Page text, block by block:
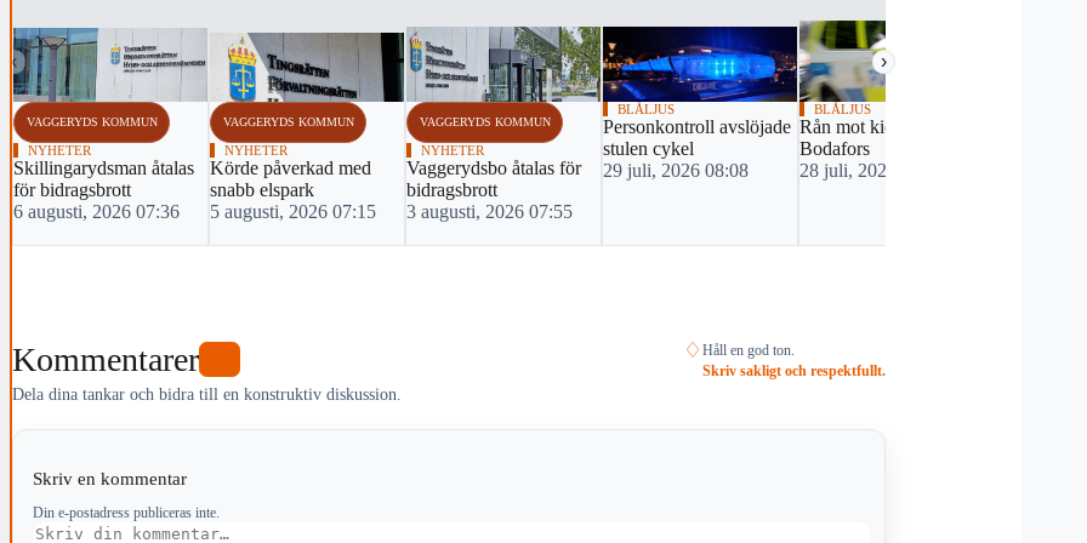
‹ ›
VAGGERYDS KOMMUN
NYHETER
Skillingarydsman åtalas
för bidragsbrott
6 augusti, 2026 07:36
VAGGERYDS KOMMUN
NYHETER
Körde påverkad med
snabb elspark
5 augusti, 2026 07:15
VAGGERYDS KOMMUN
NYHETER
Vaggerydsbo åtalas för
bidragsbrott
3 augusti, 2026 07:55
BLÅLJUS
Personkontroll avslöjade
stulen cykel
29 juli, 2026 08:08
BLÅLJUS
Rån mot kiosk i
Bodafors
28 juli, 2026 17:30
Kommentarer
Dela dina tankar och bidra till en konstruktiv diskussion.
♢ Håll en god ton.
Skriv sakligt och respektfullt.
Skriv en kommentar
Din e-postadress publiceras inte.
Kommentar